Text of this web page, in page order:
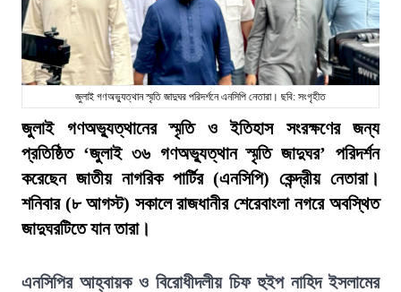
জুলাই গণঅভ্যুত্থান স্মৃতি জাদুঘর পরিদর্শনে এনসিপি নেতারা। ছবি: সংগৃহীত
জুলাই গণঅভ্যুত্থানের স্মৃতি ও ইতিহাস সংরক্ষণের জন্য
প্রতিষ্ঠিত ‘জুলাই ৩৬ গণঅভ্যুত্থান স্মৃতি জাদুঘর’ পরিদর্শন
করেছেন জাতীয় নাগরিক পার্টির (এনসিপি) কেন্দ্রীয় নেতারা।
শনিবার (৮ আগস্ট) সকালে রাজধানীর শেরেবাংলা নগরে অবস্থিত
জাদুঘরটিতে যান তারা।
এনসিপির আহ্বায়ক ও বিরোধীদলীয় চিফ হুইপ নাহিদ ইসলামের